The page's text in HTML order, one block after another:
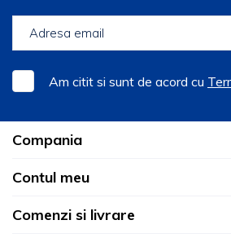
Manusi Examinare Latex si
standarde stricte de
Am citit si sunt de acord cu
Compania
Contul meu
Comenzi si livrare